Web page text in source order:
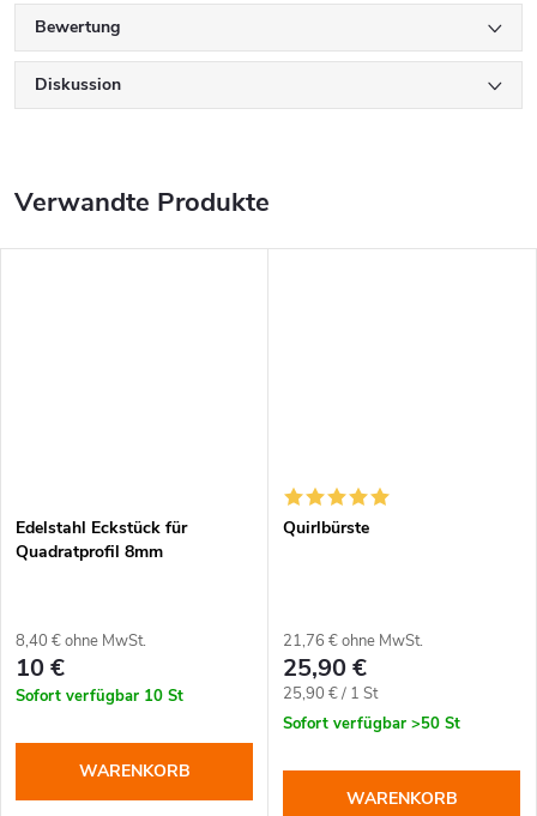
Bewertung
Diskussion
Verwandte Produkte
Edelstahl Eckstück für
Quadratprofil 8mm
8,40 € ohne MwSt.
10 €
Sofort verfügbar 10 St
WARENKORB
Quirlbürste
21,76 € ohne MwSt.
25,90 €
Verkaufspreis:
25,90 € / 1 St
Sofort verfügbar >50 St
WARENKORB